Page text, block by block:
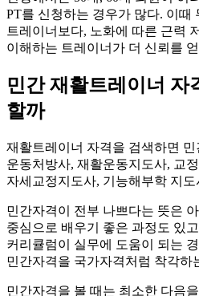
PT를 신청하는 경우가 많다. 이때
트레이너보다, 노화에 따른 근력
이해하는 트레이너가 더 신뢰를
민간 재활트레이너 자
할까
재활트레이너 자격을 검색하면
운동처방사, 재활운동지도사, 교
자세교정지도사, 기능해부학 지
민간자격이 전부 나쁘다는 뜻은
중심으로 배우기 좋은 과정도 있
커리큘럼이 실무에 도움이 되는
민간자격을 국가자격처럼 착각하
민간자격을 볼 때는 최소한 다음